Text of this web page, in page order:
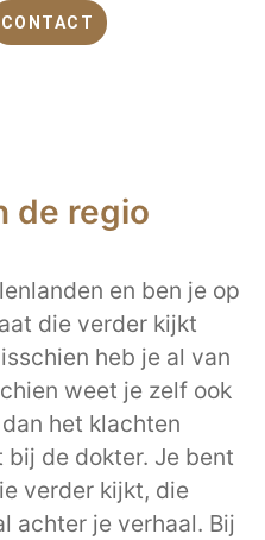
CONTACT
de regio
en ben je op
die verder kijkt
heb je al van
weet je zelf ook
het klachten
de dokter. Je bent
verder kijkt, die
achter je verhaal. Bij